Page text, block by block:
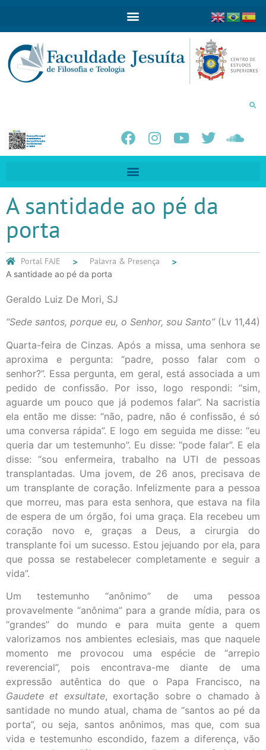
A santidade ao pé da
porta
Portal FAJE Palavra & Presença
A santidade ao pé da porta
Geraldo Luiz De Mori, SJ
“Sede santos, porque eu, o Senhor, sou Santo” (Lv 11,44)
Quarta-feira de Cinzas. Após a missa, uma senhora se
aproxima e pergunta: “padre, posso falar com o
senhor?”. Essa pergunta, em geral, está associada a um
pedido de confissão. Por isso, logo respondi: “sim,
aguarde um pouco que já podemos falar”. Na sacristia
ela então me disse: “não, padre, não é confissão, é só
uma conversa rápida”. E logo em seguida me disse: “eu
queria dar um testemunho”. Eu disse: “pode falar”. E ela
disse: “sou enfermeira, trabalho na UTI de pessoas
transplantadas. Uma jovem, de 26 anos, precisava de
um transplante de coração. Infelizmente para a pessoa
que morreu, mas para esta senhora, que estava na fila
de espera de um órgão, foi uma graça. Ela recebeu um
coração novo e, graças a Deus, a cirurgia do
transplante foi um sucesso. Estou jejuando por ela, para
que possa se restabelecer completamente e seguir a
vida”.
Um testemunho “anônimo” de uma pessoa
provavelmente “anônima” para a grande mídia, para os
“grandes” do mundo e para muita gente a quem
valorizamos nos ambientes eclesiais, mas que naquele
momento me provocou uma espécie de “arrepio
reverencial”, pois encontrava-me diante de uma
expressão autêntica do que o Papa Francisco, na
Gaudete et exsultate, exortação sobre o chamado à
santidade no mundo atual, chama de “santos ao pé da
porta”, ou seja, santos anônimos, mas que, com sua
vida e testemunho escondido, fazem a diferença, vão